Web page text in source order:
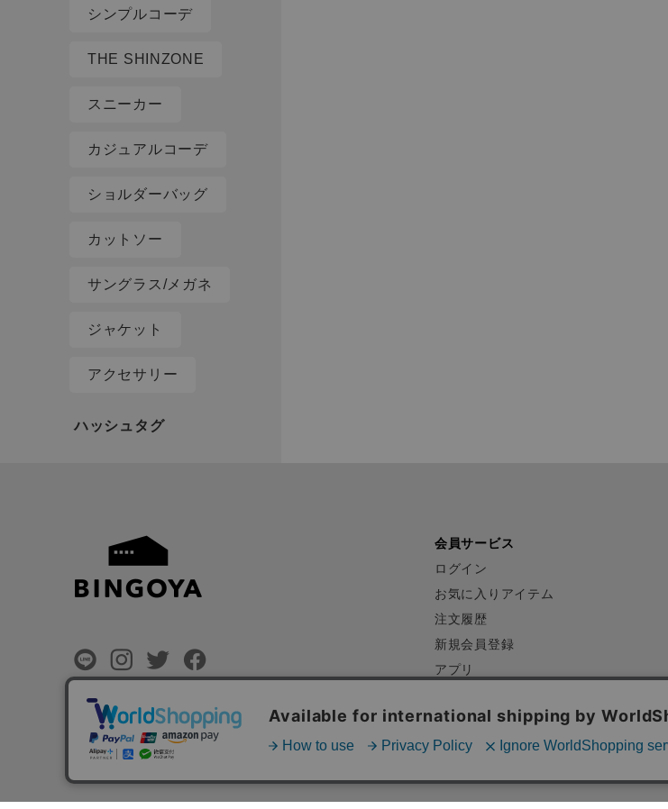
シンプルコーデ
THE SHINZONE
スニーカー
カジュアルコーデ
ショルダーバッグ
カットソー
サングラス/メガネ
ジャケット
アクセサリー
会員サービス
ログイン
お気に入りアイテム
注文履歴
新規会員登録
アプリ
©BINGOYA Co,.Ltd.